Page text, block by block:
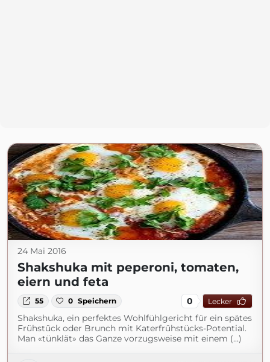
24 Mai 2016
Shakshuka mit peperoni, tomaten,
eiern und feta
55 0 Speichern 0 Lecker
Shakshuka, ein perfektes Wohlfühlgericht für ein spätes
Frühstück oder Brunch mit Katerfrühstücks-Potential.
Man «tünklät» das Ganze vorzugsweise mit einem (...)